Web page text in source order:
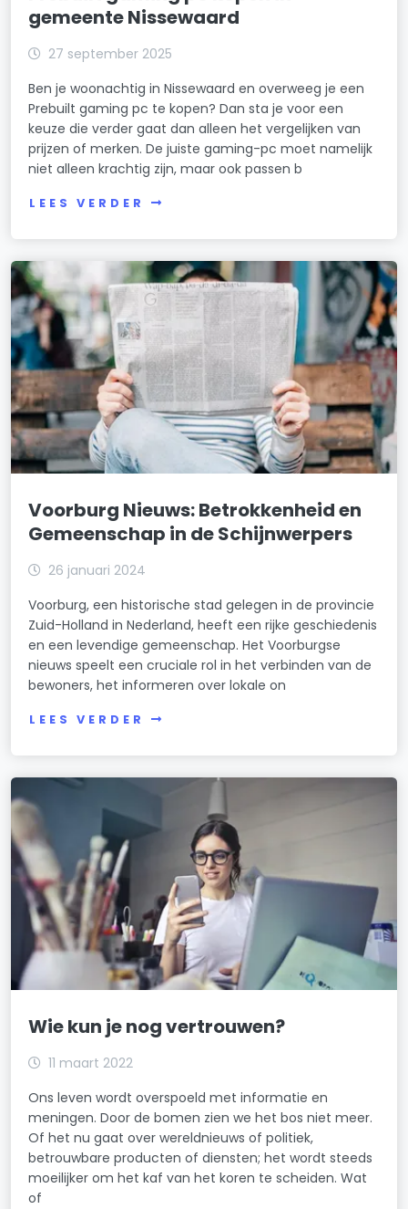
gemeente Nissewaard
27 september 2025
Ben je woonachtig in Nissewaard en overweeg je een
Prebuilt gaming pc te kopen? Dan sta je voor een
keuze die verder gaat dan alleen het vergelijken van
prijzen of merken. De juiste gaming-pc moet namelijk
niet alleen krachtig zijn, maar ook passen b
LEES VERDER
Voorburg Nieuws: Betrokkenheid en
Gemeenschap in de Schijnwerpers
26 januari 2024
Voorburg, een historische stad gelegen in de provincie
Zuid-Holland in Nederland, heeft een rijke geschiedenis
en een levendige gemeenschap. Het Voorburgse
nieuws speelt een cruciale rol in het verbinden van de
bewoners, het informeren over lokale on
LEES VERDER
Wie kun je nog vertrouwen?
11 maart 2022
Ons leven wordt overspoeld met informatie en
meningen. Door de bomen zien we het bos niet meer.
Of het nu gaat over wereldnieuws of politiek,
betrouwbare producten of diensten; het wordt steeds
moeilijker om het kaf van het koren te scheiden. Wat
of